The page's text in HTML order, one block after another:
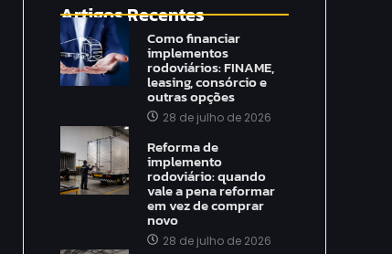
Artigos Recentes
Como financiar
implementos
rodoviários: FINAME,
leasing, consórcio e
outras opções
28 de julho de 2026
Reforma de
implemento
rodoviário: quando
vale a pena reformar
em vez de comprar
novo
28 de julho de 2026